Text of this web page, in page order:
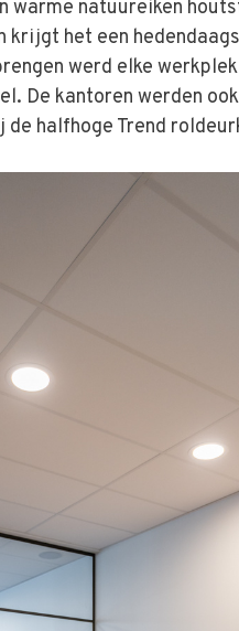
warme natuureiken
het een
werd elke
De kantoren werden
halfhoge Trend